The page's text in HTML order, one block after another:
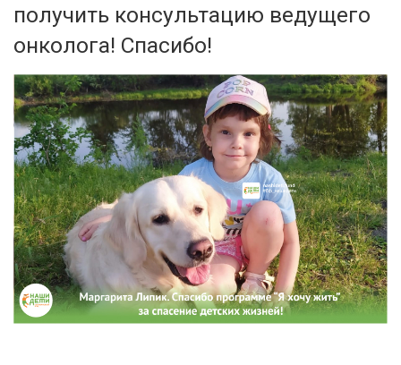
получить консультацию ведущего
онколога! Спасибо!